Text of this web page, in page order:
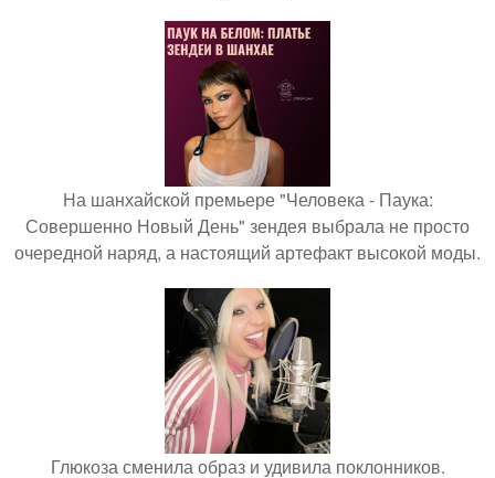
На шанхайской премьере "Человека - Паука:
Совершенно Новый День" зендея выбрала не просто
очередной наряд, а настоящий артефакт высокой моды.
Глюкоза сменила образ и удивила поклонников.